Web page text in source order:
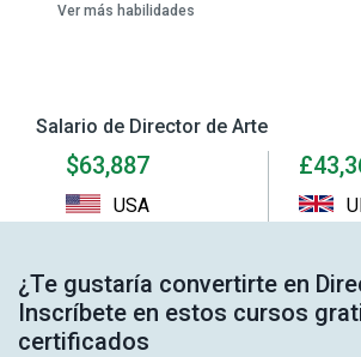
Ver más habilidades
Salario de Director de Arte
$63,887
USA
¿Te gustaría convertirte en
Inscríbete en estos cursos
certificados